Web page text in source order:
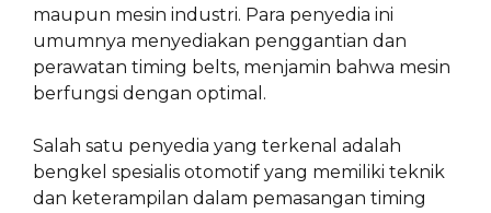
maupun mesin industri. Para penyedia ini
umumnya menyediakan penggantian dan
perawatan timing belts, menjamin bahwa mesin
berfungsi dengan optimal.
Salah satu penyedia yang terkenal adalah
bengkel spesialis otomotif yang memiliki teknik
dan keterampilan dalam pemasangan timing